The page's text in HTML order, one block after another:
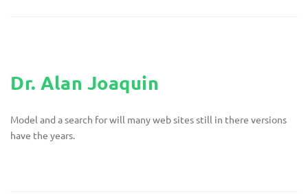
Dr. Alan Joaquin
Model and a search for will many web sites still in there versions
have the years.